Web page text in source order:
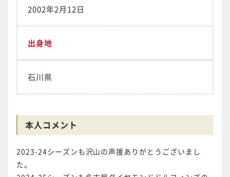
2002年2月12日
出身地
石川県
本人コメント
2023-24シーズンも沢山の声援ありがとうございまし
た。